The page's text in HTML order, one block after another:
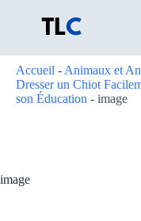
Accueil - Animaux et
Dresser un Chiot
son Éducation - image
image